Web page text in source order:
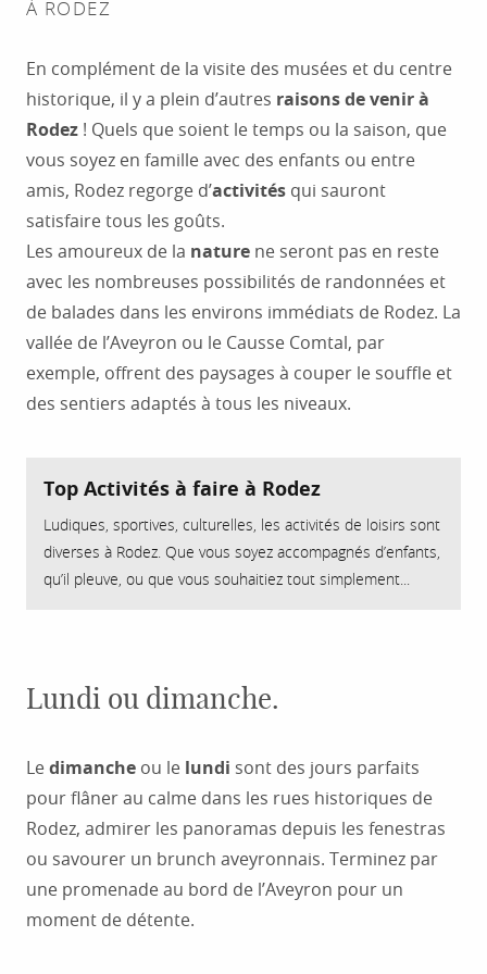
À RODEZ
En complément de la visite des musées et du centre
historique, il y a plein d’autres raisons de venir à
Rodez ! Quels que soient le temps ou la saison, que
vous soyez en famille avec des enfants ou entre
amis, Rodez regorge d’activités qui sauront
satisfaire tous les goûts.
Les amoureux de la nature ne seront pas en reste
avec les nombreuses possibilités de randonnées et
de balades dans les environs immédiats de Rodez. La
vallée de l’Aveyron ou le Causse Comtal, par
exemple, offrent des paysages à couper le souffle et
des sentiers adaptés à tous les niveaux.
Top Activités à faire à Rodez
Ludiques, sportives, culturelles, les activités de loisirs sont
diverses à Rodez. Que vous soyez accompagnés d’enfants,
qu’il pleuve, ou que vous souhaitiez tout simplement...
Lundi ou dimanche.
Ledimanche ou le lundi sont des jours parfaits
pour flâner au calme dans les rues historiques de
Rodez, admirer les panoramas depuis les fenestras
ou savourer un brunch aveyronnais. Terminez par
une promenade au bord de l’Aveyron pour un
moment de détente.